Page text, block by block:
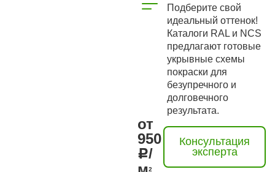
Подберите свой
идеальный оттенок!
Каталоги RAL и NCS
предлагают готовые
укрывные схемы
покраски для
безупречного и
долговечного
результата.
от
950
/
2
Консультация
эксперта